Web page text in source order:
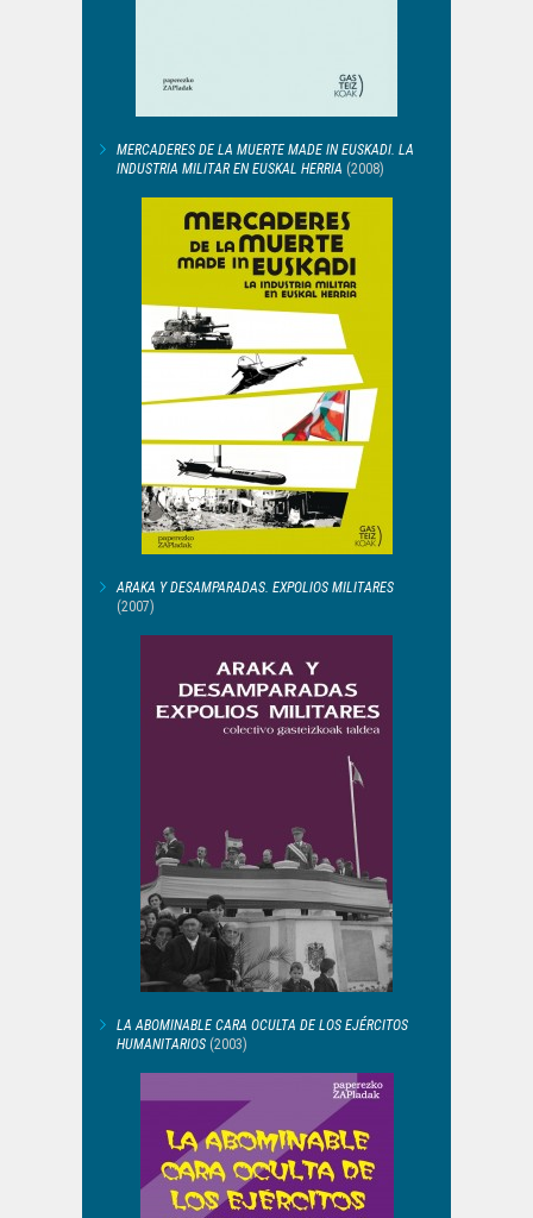
MERCADERES DE LA MUERTE MADE IN EUSKADI. LA
INDUSTRIA MILITAR EN EUSKAL HERRIA (2008)
ARAKA Y DESAMPARADAS. EXPOLIOS MILITARES
(2007)
LA ABOMINABLE CARA OCULTA DE LOS EJÉRCITOS
HUMANITARIOS (2003)